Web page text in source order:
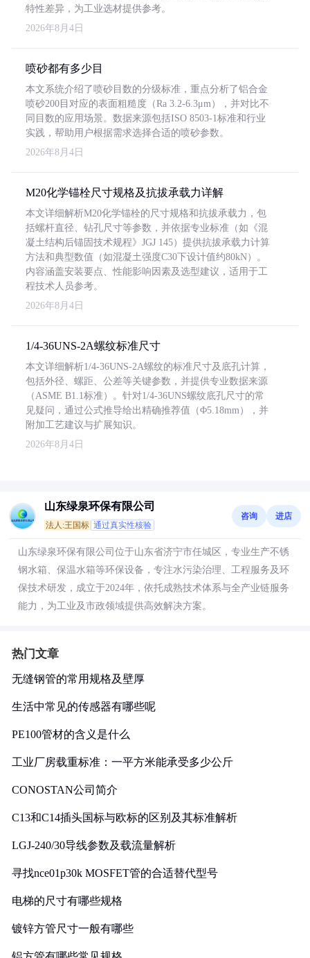
特性差异，为工业选材提供参考。
2026年8月4日
喷砂都有多少目
本文系统介绍了喷砂目数的分级标准，重点分析了铝合金
喷砂200目对应的表面粗糙度（Ra 3.2-6.3μm），并对比不
同目数的应用场景。数据来源包括ISO 8503-1标准和行业
实践，帮助用户根据需求选择合适的喷砂参数。
2026年8月4日
M20化学锚栓尺寸规格及抗拔承载力详解
本文详细解析M20化学锚栓的尺寸规格和抗拔承载力，包
括螺杆直径、钻孔尺寸等参数，并依据专业标准（如《混
凝土结构后锚固技术规程》JGJ 145）提供抗拔承载力计算
方法和典型数值（如混凝土强度C30下设计值约80kN）。
内容涵盖安装要点、性能影响因素及选型建议，适用于工
程技术人员参考。
2026年8月4日
1/4-36UNS-2A螺纹标准尺寸
本文详细解析1/4-36UNS-2A螺纹的标准尺寸及底孔计算，
包括外径、螺距、公差等关键参数，并提供专业数据来源
（ASME B1.1标准）。针对1/4-36UNS螺纹底孔尺寸的常
见疑问，通过公式推导给出精确推荐值（Φ5.18mm），并
附加工艺建议与扩展知识。
2026年8月4日
山东绿泉环保有限公司
法人:王国标 通过真实性核验
咨询 进店
山东绿泉环保有限公司位于山东省济宁市任城区，专业生产不锈
钢水箱、保温水箱等环保设备，专注水污染治理、工程服务及环
保技术研发，成立于2024年，依托成熟技术体系与全产业链服务
能力，为工业及市政领域提供高效解决方案。
热门文章
无缝钢管的常用规格及壁厚
生活中常见的传感器有哪些呢
PE100管材的含义是什么
工业厂房载重标准：一平方米能承受多少公斤
CONOSTAN公司简介
C13和C14插头国标与欧标的区别及其标准解析
LGJ-240/30导线参数及载流量解析
寻找nce01p30k MOSFET管的合适替代型号
电梯的尺寸有哪些规格
镀锌方管尺寸一般有哪些